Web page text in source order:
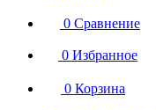
0 Сравнение
0 Избранное
0 Корзина